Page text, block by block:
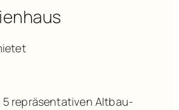
repräsentativen Altbau-